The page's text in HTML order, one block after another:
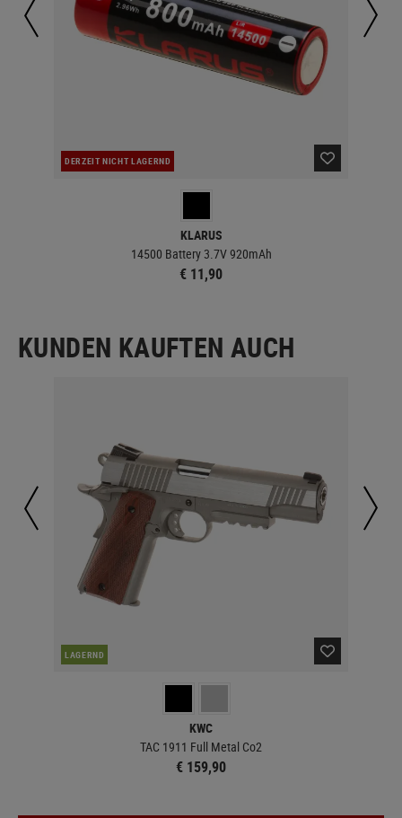
DERZEIT NICHT LAGERND
KLARUS
14500 Battery 3.7V 920mAh
€ 11,90
KUNDEN KAUFTEN AUCH
LAGERND
KWC
TAC 1911 Full Metal Co2
€ 159,90